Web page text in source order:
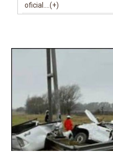
oficial....(+)